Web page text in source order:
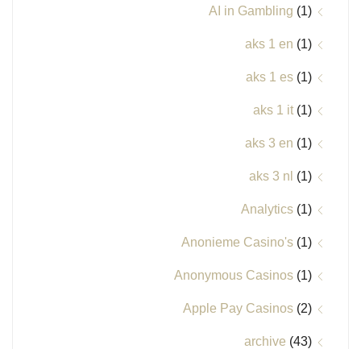
AI in Gambling (1)
aks 1 en (1)
aks 1 es (1)
aks 1 it (1)
aks 3 en (1)
aks 3 nl (1)
Analytics (1)
Anonieme Casino's (1)
Anonymous Casinos (1)
Apple Pay Casinos (2)
archive (43)